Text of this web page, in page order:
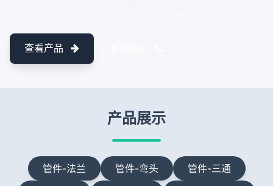
查看产品
产品展示
管件-法兰 管件-弯头
管件-三通